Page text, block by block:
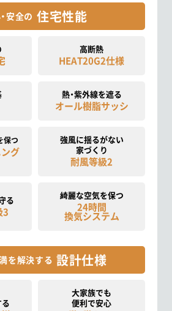
安全の 住宅性能
高断熱
HEAT20G2仕様
熱・紫外線を遮る
オール樹脂サッシ
保つ
グ
強風に揺るがない
家づくり
耐風等級2
る
3
綺麗な空気を保つ
24時間
換気システム
を解決する 設計仕様
大家族でも
便利で安心